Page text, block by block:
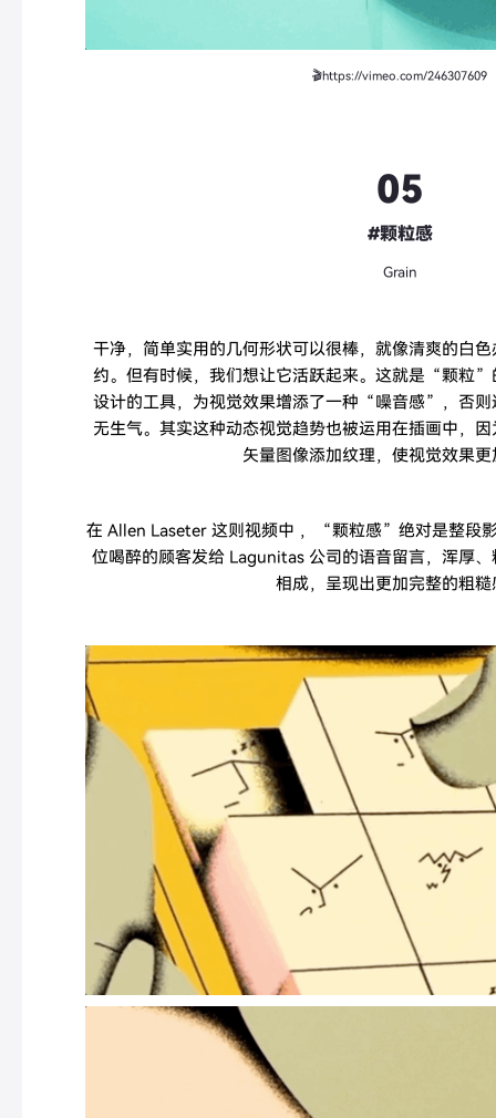
🎬https://vimeo.com/246307609
05
#颗粒感
Grain
干净，简单实用的几何形状可以很棒，就像清爽的白
约。但有时候，我们想让它活跃起来。这就是“颗粒
设计的工具，为视觉效果增添了一种“噪音感”，否则
无生气。其实这种动态视觉趋势也被运用在插画中，
矢量图像添加纹理，使视觉效果更
在 Allen Laseter 这则视频中 ，“颗粒感”绝对是整段
位喝醉的顾客发给 Lagunitas 公司的语音留言，浑厚
相成，呈现出更加完整的粗糙